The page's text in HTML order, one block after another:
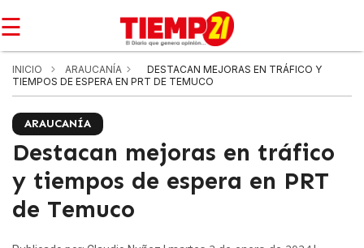
☰
INICIO ARAUCANÍA
DESTACAN MEJORAS EN TRÁFICO Y
TIEMPOS DE ESPERA EN PRT DE TEMUCO
ARAUCANÍA
Destacan mejoras en tráfico
y tiempos de espera en PRT
de Temuco